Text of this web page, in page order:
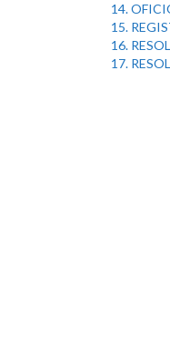
14.
15.
16.
17.